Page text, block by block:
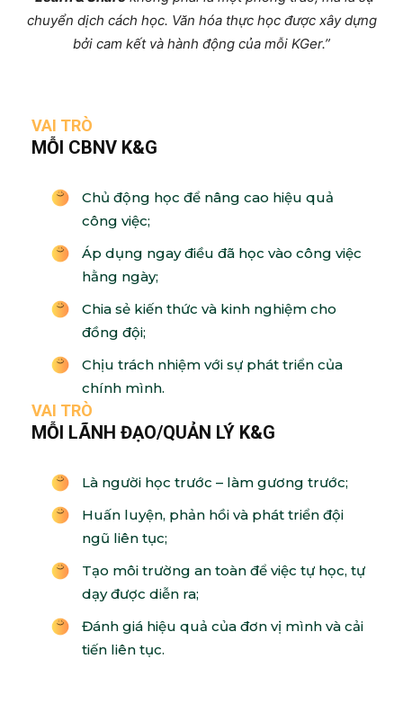
chuyển dịch cách học. Văn hóa thực học được xây dựng
bởi cam kết và hành động của mỗi KGer.”
VAI TRÒ
MỖI CBNV K&G
Chủ động học để nâng cao hiệu quả
công việc;
Áp dụng ngay điều đã học vào công việc
hằng ngày;
Chia sẻ kiến thức và kinh nghiệm cho
đồng đội;
Chịu trách nhiệm với sự phát triển của
chính mình.
VAI TRÒ
MỖI LÃNH ĐẠO/QUẢN LÝ K&G
Là người học trước – làm gương trước;
Huấn luyện, phản hồi và phát triển đội
ngũ liên tục;
Tạo môi trường an toàn để việc tự học, tự
dạy được diễn ra;
Đánh giá hiệu quả của đơn vị mình và cải
tiến liên tục.